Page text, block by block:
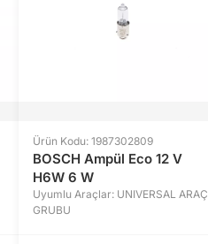
Ürün Kodu: 1987302809
BOSCH Ampül Eco 12 V
H6W 6 W
Uyumlu Araçlar: UNIVERSAL ARAÇ
GRUBU